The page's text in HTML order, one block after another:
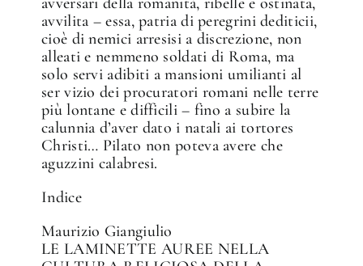
avvilita – essa, patria di peregrini dediticii,
cioè di nemici arresisi a discrezione, non
alleati e nemmeno soldati di Roma, ma
solo servi adibiti a mansioni umilianti al
ser­ vizio dei procuratori romani nelle terre
più lontane e difficili – fino a subire la
calunnia d’aver dato i natali ai tortores
Christi… Pilato non poteva avere che
aguzzini calabresi.
Indice
Maurizio Giangiulio
LE LAMINETTE AUREE NELLA